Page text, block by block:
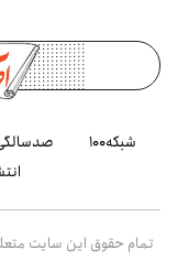
شبکه۱۰۰
تمام حقوق این سایت